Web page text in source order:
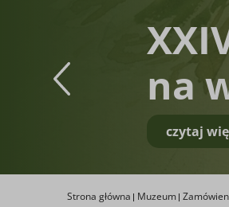
na
czytaj
Strona główna Muzeum